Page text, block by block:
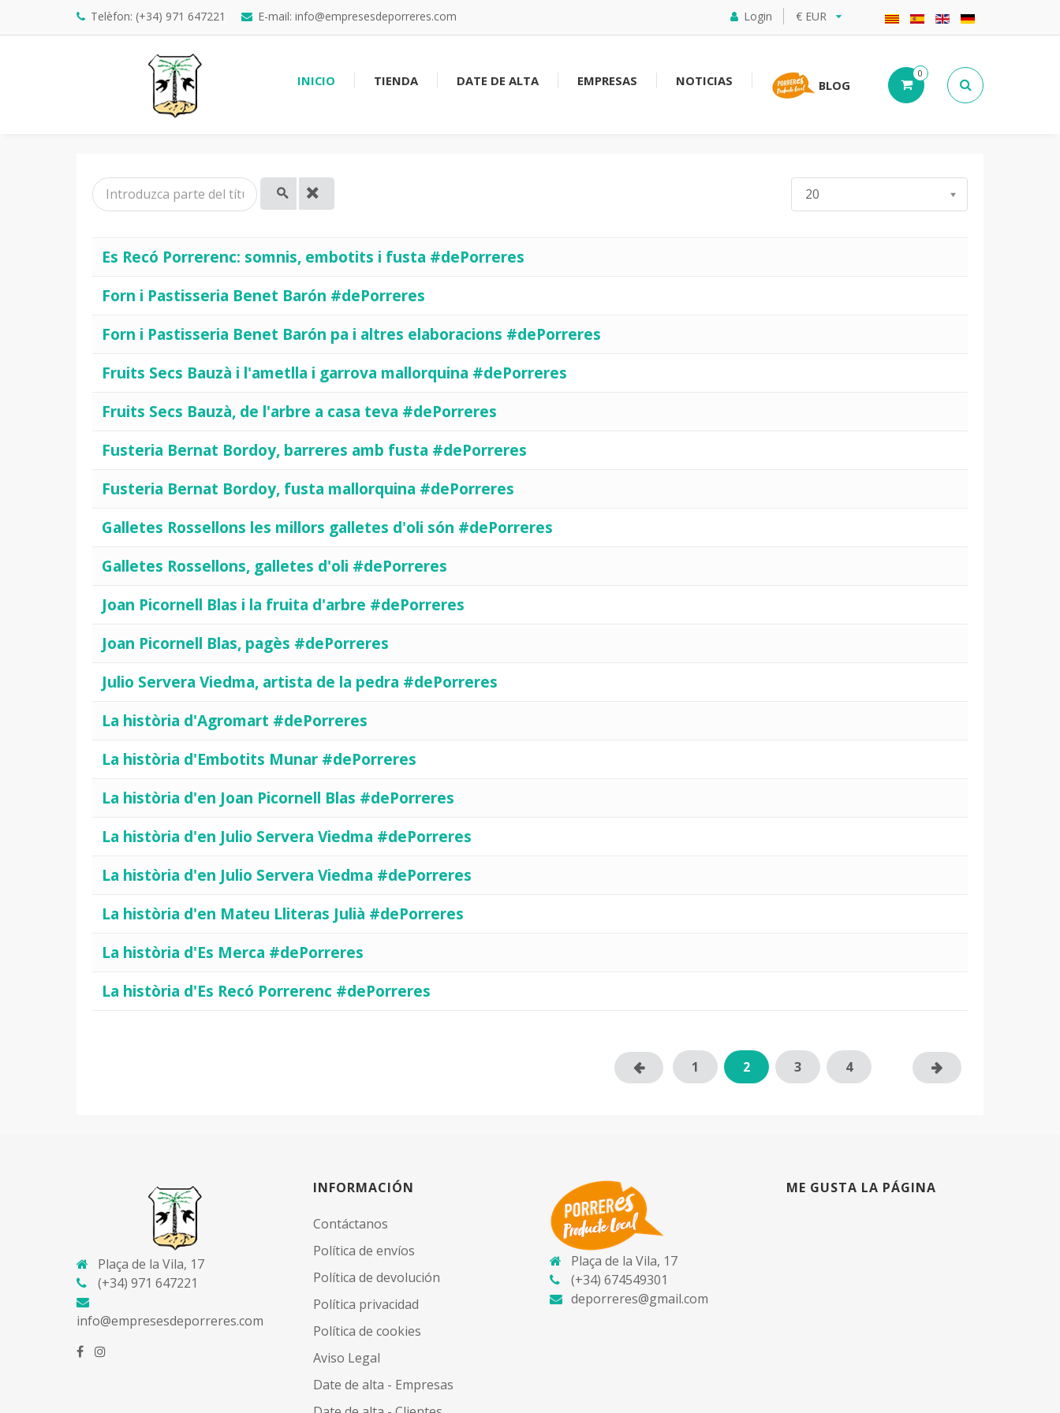
Telèfon: (+34) 971 647221 E-mail: info@empresesdeporreres.com Login € EUR
INICIO TIENDA DATE DE ALTA EMPRESAS NOTICIAS BLOG
0
Introduzca parte del título Cantidad a mostrar
20
Es Recó Porrerenc: somnis, embotits i fusta #dePorreres
Forn i Pastisseria Benet Barón #dePorreres
Forn i Pastisseria Benet Barón pa i altres elaboracions #dePorreres
Fruits Secs Bauzà i l'ametlla i garrova mallorquina #dePorreres
Fruits Secs Bauzà, de l'arbre a casa teva #dePorreres
Fusteria Bernat Bordoy, barreres amb fusta #dePorreres
Fusteria Bernat Bordoy, fusta mallorquina #dePorreres
Galletes Rossellons les millors galletes d'oli són #dePorreres
Galletes Rossellons, galletes d'oli #dePorreres
Joan Picornell Blas i la fruita d'arbre #dePorreres
Joan Picornell Blas, pagès #dePorreres
Julio Servera Viedma, artista de la pedra #dePorreres
La història d'Agromart #dePorreres
La història d'Embotits Munar #dePorreres
La història d'en Joan Picornell Blas #dePorreres
La història d'en Julio Servera Viedma #dePorreres
La història d'en Julio Servera Viedma #dePorreres
La història d'en Mateu Lliteras Julià #dePorreres
La història d'Es Merca #dePorreres
La història d'Es Recó Porrerenc #dePorreres
1 2 3 4
Plaça de la Vila, 17
(+34) 971 647221
info@empresesdeporreres.com
INFORMACIÓN
Contáctanos
Política de envíos
Política de devolución
Política privacidad
Política de cookies
Aviso Legal
Date de alta - Empresas
Plaça de la Vila, 17
(+34) 674549301
deporreres@gmail.com
ME GUSTA LA PÁGINA